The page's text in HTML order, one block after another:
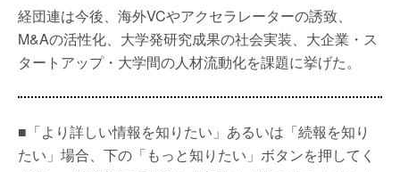
経団連は今後、海外VCやアクセラレーターの誘致、
M&Aの活性化、大学発研究成果の社会実装、大企業・ス
タートアップ・大学間の人材流動化を課題に挙げた。
■「より詳しい情報を知りたい」あるいは「続報を知り
たい」場合、下の「もっと知りたい」ボタンを押してく